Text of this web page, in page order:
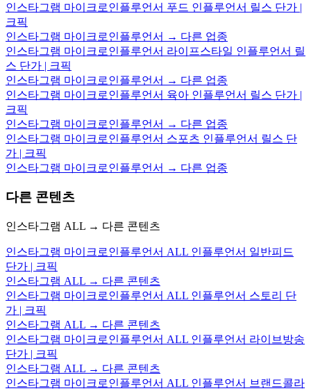
인스타그램 마이크로인플루언서 푸드 인플루언서 릴스 단가 |
크픽
인스타그램 마이크로인플루언서 → 다른 업종
인스타그램 마이크로인플루언서 라이프스타일 인플루언서 릴
스 단가 | 크픽
인스타그램 마이크로인플루언서 → 다른 업종
인스타그램 마이크로인플루언서 육아 인플루언서 릴스 단가 |
크픽
인스타그램 마이크로인플루언서 → 다른 업종
인스타그램 마이크로인플루언서 스포츠 인플루언서 릴스 단
가 | 크픽
인스타그램 마이크로인플루언서 → 다른 업종
다른 콘텐츠
인스타그램 ALL → 다른 콘텐츠
인스타그램 마이크로인플루언서 ALL 인플루언서 일반피드
단가 | 크픽
인스타그램 ALL → 다른 콘텐츠
인스타그램 마이크로인플루언서 ALL 인플루언서 스토리 단
가 | 크픽
인스타그램 ALL → 다른 콘텐츠
인스타그램 마이크로인플루언서 ALL 인플루언서 라이브방송
단가 | 크픽
인스타그램 ALL → 다른 콘텐츠
인스타그램 마이크로인플루언서 ALL 인플루언서 브랜드콜라